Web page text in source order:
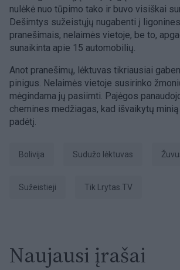
nulėkė nuo tūpimo tako ir buvo visiškai
Dešimtys sužeistųjų nugabenti į
pranešimais, nelaimės vietoje, be to,
sunaikinta apie 15 automobilių.
Anot pranešimų, lėktuvas tikriausiai
pinigus. Nelaimės vietoje susirinko
mėgindama jų pasiimti. Pajėgos
chemines medžiagas, kad išvaikytų
padėtį.
Bolivija sudužo lėktuvas
sužeistieji tik Lrytas.TV
Naujausi įrašai